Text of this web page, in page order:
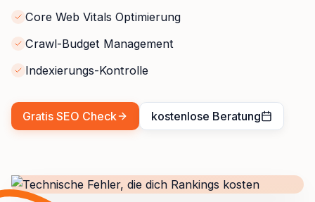
Core Web Vitals Optimierung
Crawl-Budget Management
Indexierungs-Kontrolle
Gratis SEO Check kostenlose Beratung